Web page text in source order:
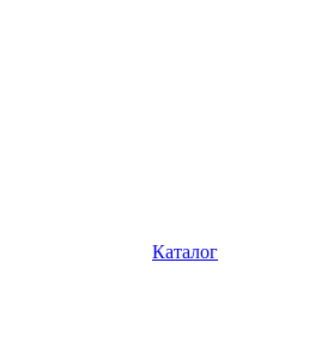
Каталог